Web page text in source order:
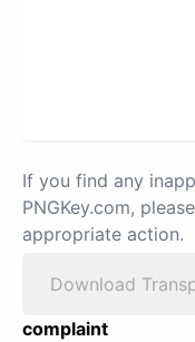
If you find any
PNGKey.com, please
appropriate action.
Download
complaint